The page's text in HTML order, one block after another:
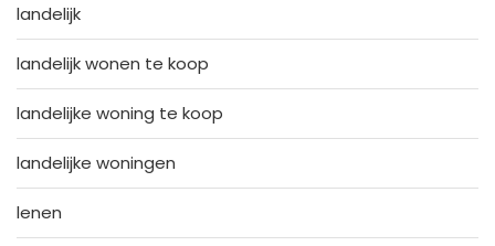
landelijk
landelijk wonen te koop
landelijke woning te koop
landelijke woningen
lenen